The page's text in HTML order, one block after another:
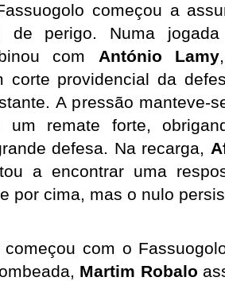
começou a
de perigo. Numa
com António Lamy
corte providencial da
A pressão manteve-
um remate forte,
defesa. Na recarga,
a encontrar uma
por cima, mas o nulo
com o
Martim Robalo